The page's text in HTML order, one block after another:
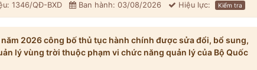
1346/QĐ-BXD Ban hành: 03/08/2026 Hiệu lực: Kiểm tra
2026 công bố thủ tục hành chính được sửa đổi, bổ sung,
lý vùng trời thuộc phạm vi chức năng quản lý của Bộ Quốc